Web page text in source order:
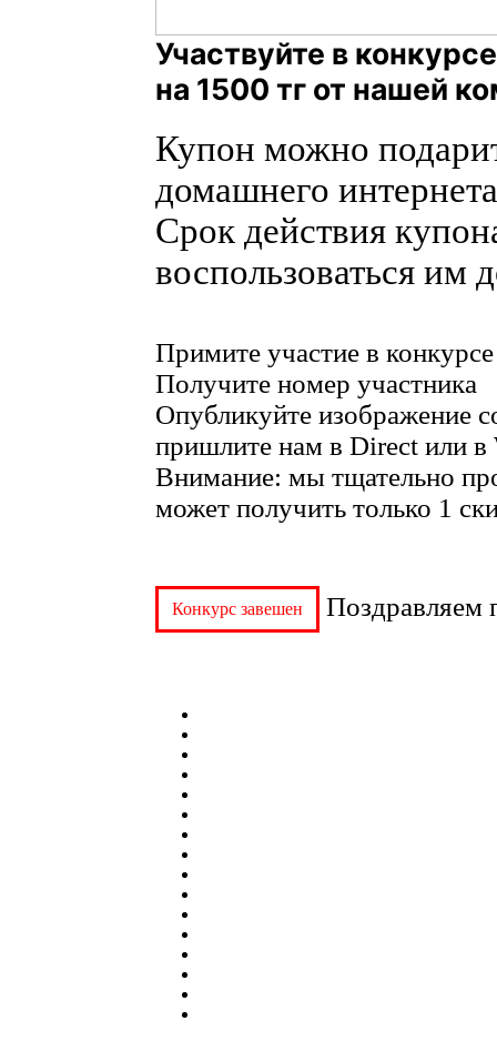
Участвуйте в
на 1500 тг от нашей
Купон можно
домашнего
Срок действия
воспользоваться им
Примите участие в
Получите номер участника
Опубликуйте изображение
пришлите нам в Direct или в
Внимание: мы тщательно
может получить только 1
Конкурс завешен Поздравляем